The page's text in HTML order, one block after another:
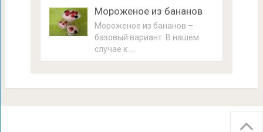
Мороженое из бананов
Мороженое из бананов –
базовый вариант. В нашем
случае к …